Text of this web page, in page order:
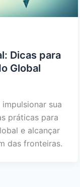
Dicas para
Global
sua
práticas para
e alcançar
das fronteiras.